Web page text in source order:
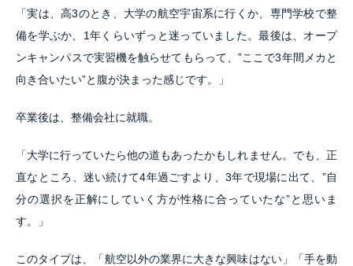
「実は、高3のとき、大学の航空宇宙系に行くか、専門学校で整
備を学ぶか、1年くらいずっと迷っていました。最後は、オープ
ンキャンパスで実習機を触らせてもらって、”ここで3年間メカと
向き合いたい”と腹が決まった感じです。」
卒業後は、整備会社に就職。
「大学に行っていたら他の道もあったかもしれません。でも、正
直なところ、迷い続けて4年過ごすより、3年で現場に出て、”自
分の選択を正解にしていく方が性格に合っていたな”と思いま
す。」
このタイプは、「航空以外の業界に大きな興味はない」「手を動